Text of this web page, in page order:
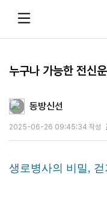
(current)
동
방
선
학
누구나 가능한 전신
동방신선
2025-06-26 09:45:34 작성
생로병사의 비밀,